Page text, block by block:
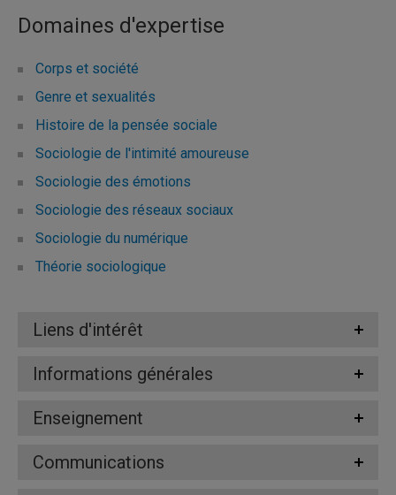
Domaines d'expertise
Corps et société
Genre et sexualités
Histoire de la pensée sociale
Sociologie de l'intimité amoureuse
Sociologie des émotions
Sociologie des réseaux sociaux
Sociologie du numérique
Théorie sociologique
Liens d'intérêt
Informations générales
Enseignement
Communications